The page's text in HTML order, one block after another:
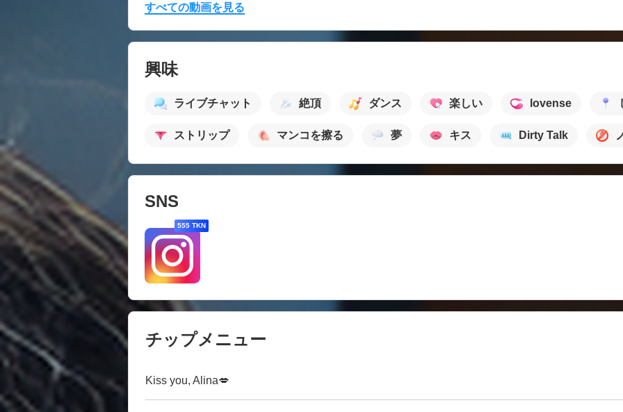
すべての動画を見る
興味
ライブチャット 絶頂 ダンス 楽しい lovense
ストリップ マンコを擦る 夢 キス Dirty Talk
SNS
555 TKN
チップメニュー
Kiss you, Alina💋